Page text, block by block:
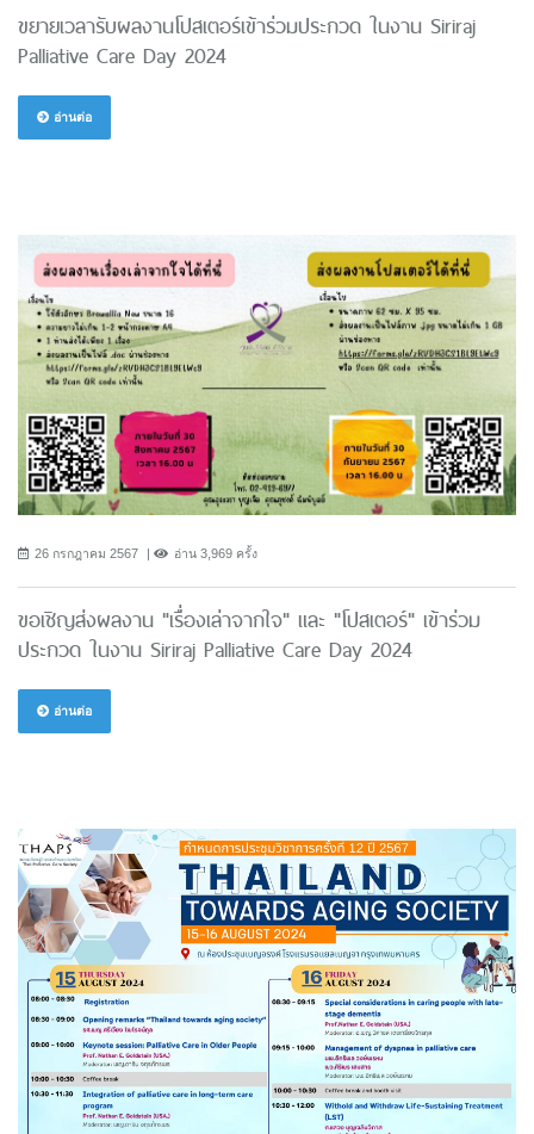
ขยายเวลารับผลงานโปสเตอร์เข้าร่วมประกวด ในงาน Siriraj
Palliative Care Day 2024
อ่านต่อ
26 กรกฎาคม 2567 อ่าน 3,969 ครั้ง
ขอเชิญส่งผลงาน "เรื่องเล่าจากใจ" และ "โปสเตอร์" เข้าร่วม
ประกวด ในงาน Siriraj Palliative Care Day 2024
อ่านต่อ